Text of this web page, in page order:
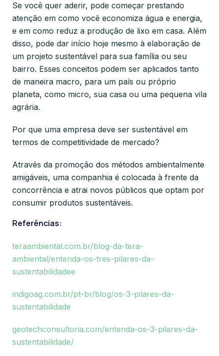
Se você quer aderir, pode começar prestando
atenção em como você economiza água e energia,
e em como reduz a produção de lixo em casa. Além
disso, pode dar início hoje mesmo à elaboração de
um projeto sustentável para sua família ou seu
bairro. Esses conceitos podem ser aplicados tanto
de maneira macro, para um país ou próprio
planeta, como micro, sua casa ou uma pequena vila
agrária.
Por que uma empresa deve ser sustentável em
termos de competitividade de mercado?
Através da promoção dos métodos ambientalmente
amigáveis, uma companhia é colocada à frente da
concorrência e atrai novos públicos que optam por
consumir produtos sustentáveis.
Referências:
teraambiental.com.br/blog-da-tera-
ambiental/entenda-os-tres-pilares-da-
sustentabilidadee
indigoag.com.br/pt-br/blog/os-3-pilares-da-
sustentabilidade
geotechconsultoria.com/entenda-os-3-pilares-da-
sustentabilidade/